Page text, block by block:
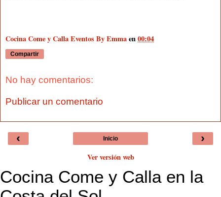
Cocina Come y Calla Eventos By Emmaen00:04
Compartir
No hay comentarios:
Publicar un comentario
‹ ›
Inicio
Ver versión web
Cocina Come y Calla en la